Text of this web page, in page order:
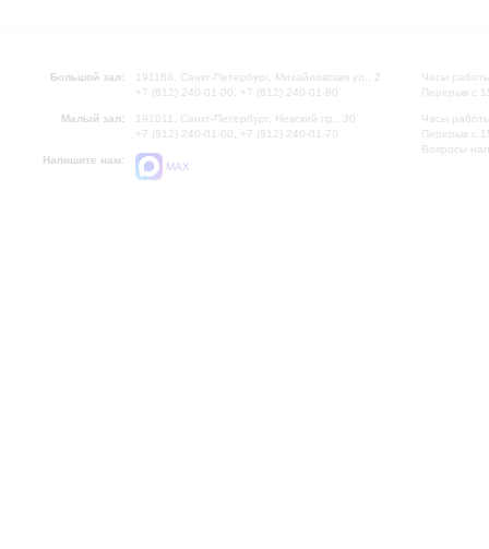
Большой зал:
191186, Санкт-Петербург, Михайловская ул., 2
+7 (812) 240-01-00, +7 (812) 240-01-80
Малый зал:
191011, Санкт-Петербург, Невский пр., 30
+7 (812) 240-01-00, +7 (812) 240-01-70
Напишите нам:
MAX
Часы
Перерыв с
Часы
Перерыв с
Вопросы